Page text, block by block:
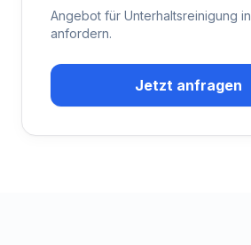
Angebot für Unterhaltsreinigung in
anfordern.
Jetzt anfragen